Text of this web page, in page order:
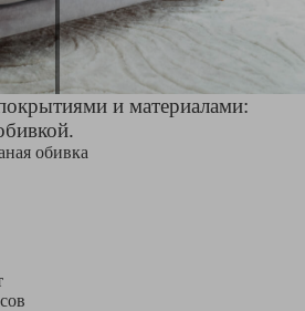
и материалами:
обивка